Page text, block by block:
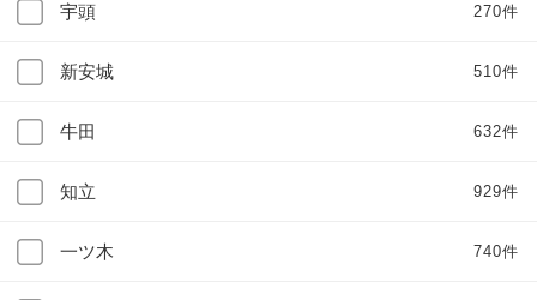
宇頭 270件
新安城 510件
牛田 632件
知立 929件
一ツ木 740件